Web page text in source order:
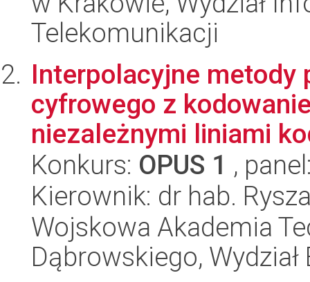
Telekomunikacji
Interpolacyjne metody
cyfrowego z
niezależnymi liniami
Konkurs: OPUS 1 ,
Kierownik: dr hab.
Wojskowa Akademia
Dąbrowskiego,